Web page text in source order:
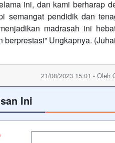
ini, dan kami berharap
semangat pendidik dan
madrasah ini
berprestasi” Ungkapnya.
21/08/2023 15:01 - Oleh
Ini